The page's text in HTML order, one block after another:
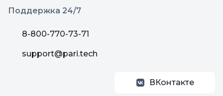
Поддержка 24/7
8-800-770-73-71
support@pari.tech
ВКонтакте